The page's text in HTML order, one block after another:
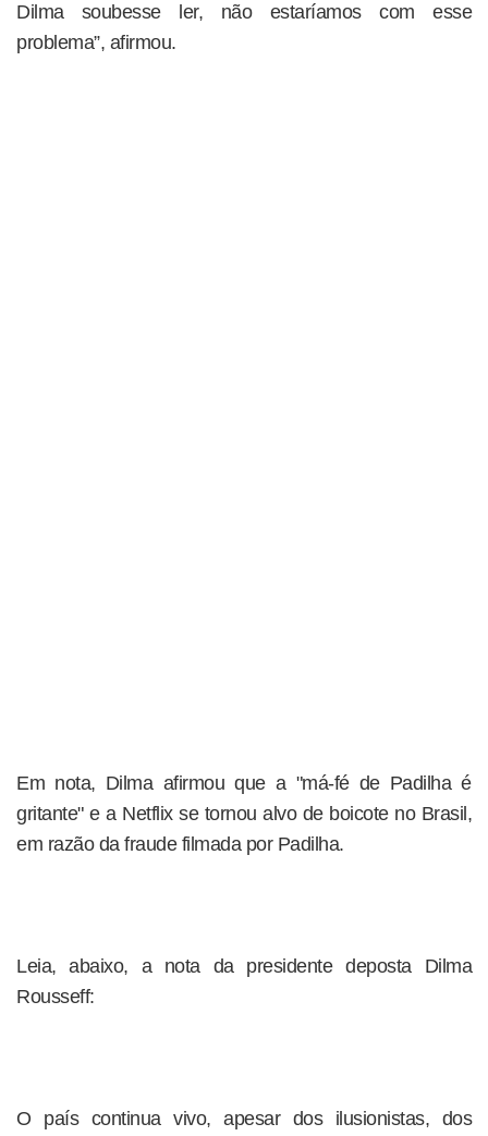
Dilma soubesse ler, não estaríamos com esse
problema”, afirmou.
Em nota, Dilma afirmou que a "má-fé de Padilha é
gritante" e a Netflix se tornou alvo de boicote no Brasil,
em razão da fraude filmada por Padilha.
Leia, abaixo, a nota da presidente deposta Dilma
Rousseff:
O país continua vivo, apesar dos ilusionistas, dos